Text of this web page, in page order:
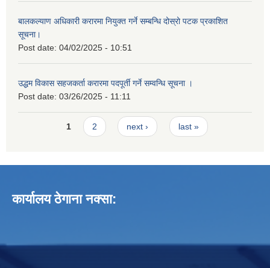
बालकल्याण अधिकारी करारमा नियुक्त गर्ने सम्बन्धि दोस्रो पटक प्रकाशित
सूचना।
Post date: 04/02/2025 - 10:51
उद्धम विकास सहजकर्ता करारमा पदपूर्ती गर्ने सम्वन्धि सूचना ।
Post date: 03/26/2025 - 11:11
Pages1 2 next › last »
कार्यालय ठेगाना नक्सा: